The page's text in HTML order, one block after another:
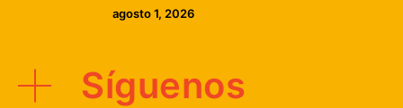
agosto 1, 2026
Síguenos